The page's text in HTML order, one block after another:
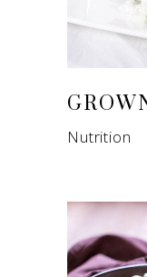
Nutrition